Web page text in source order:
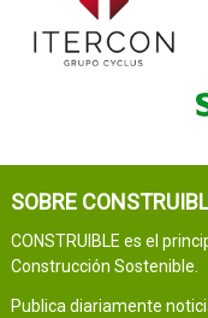
SOBRE
CONSTRUIBLE es el
Construcción Sostenible.
Publica diariamente